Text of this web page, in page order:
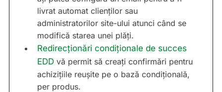
livrat automat clienților sau
administratorilor site-ului atunci când se
modifică starea unei plăți.
Redirecționări condiționale de succes
EDD vă permit să creați confirmări pentru
achizițiile reușite pe o bază condițională,
per produs.